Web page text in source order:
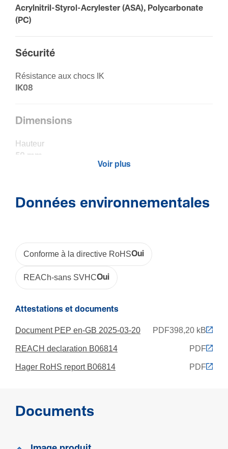
Acryl­ni­tril-­Sty­rol-­Acry­lester (ASA), Polycarbonate
(PC)
Sécu­rité
Résis­tance aux chocs IK
IK08
Dimen­sions
Hauteur
50 mm
Voir plus
Données environnementales
Conforme à la directive RoHSOui
REACh-sans SVHCOui
Attestations et documents
Document PEP en-GB 2025-03-20 PDF398,20 kB
REACH declaration B06814 PDF
Hager RoHS report B06814 PDF
Documents